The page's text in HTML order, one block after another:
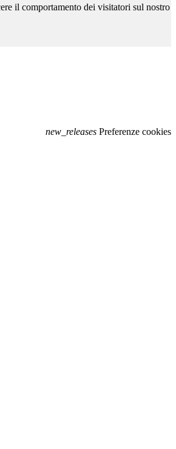
il comportamento dei visitatori sul nostro
new_releases Preferenze cookies